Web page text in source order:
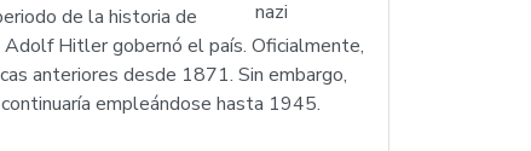
de la historia de
Hitler gobernó el país. Oficialmente,
anteriores desde 1871. Sin embargo,
empleándose hasta 1945.